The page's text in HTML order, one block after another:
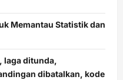
Memantau Statistik dan
laga ditunda,
dibatalkan, kode